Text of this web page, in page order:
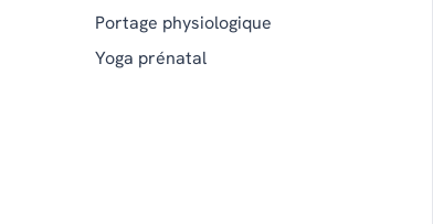
Portage physiologique
Yoga prénatal